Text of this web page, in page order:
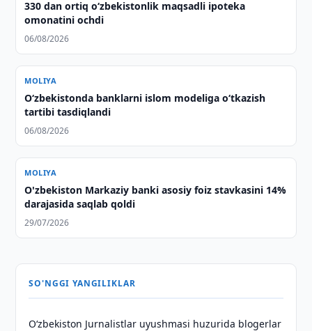
330 dan ortiq o‘zbekistonlik maqsadli ipoteka
omonatini ochdi
06/08/2026
MOLIYA
O‘zbekistonda banklarni islom modeliga o‘tkazish
tartibi tasdiqlandi
06/08/2026
MOLIYA
O'zbekiston Markaziy banki asosiy foiz stavkasini 14%
darajasida saqlab qoldi
29/07/2026
SO'NGGI YANGILIKLAR
O‘zbekiston Jurnalistlar uyushmasi huzurida blogerlar